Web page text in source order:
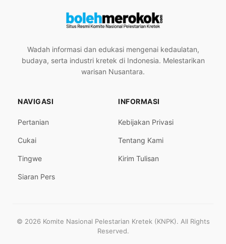
Wadah informasi dan edukasi mengenai kedaulatan,
budaya, serta industri kretek di Indonesia. Melestarikan
warisan Nusantara.
NAVIGASI
Pertanian
Cukai
Tingwe
Siaran Pers
INFORMASI
Kebijakan Privasi
Tentang Kami
Kirim Tulisan
© 2026 Komite Nasional Pelestarian Kretek (KNPK). All Rights
Reserved.